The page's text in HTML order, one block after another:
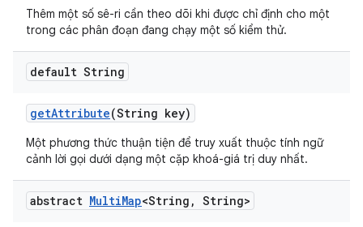
Thêm một số sê-ri cần theo dõi khi được chỉ định cho một
trong các phân đoạn đang chạy một số kiểm thử.
default String
getAttribute(String key)
Một phương thức thuận tiện để truy xuất thuộc tính ngữ
cảnh lời gọi dưới dạng một cặp khoá-giá trị duy nhất.
abstract MultiMap<String , String>